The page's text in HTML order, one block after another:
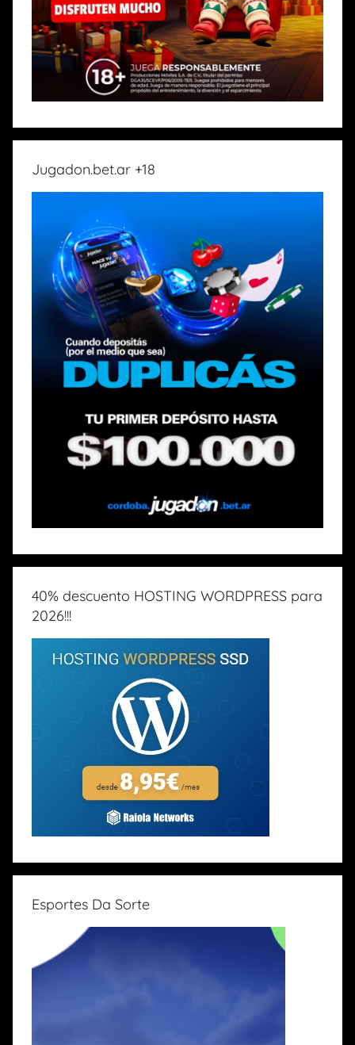
Jugadon.bet.ar +18
40% descuento HOSTING WORDPRESS para
2026!!!
Esportes Da Sorte